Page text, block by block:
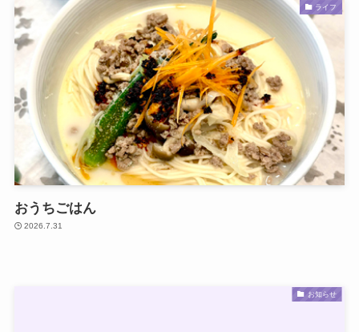
ライフ
おうちごはん
2026.7.31
お知らせ